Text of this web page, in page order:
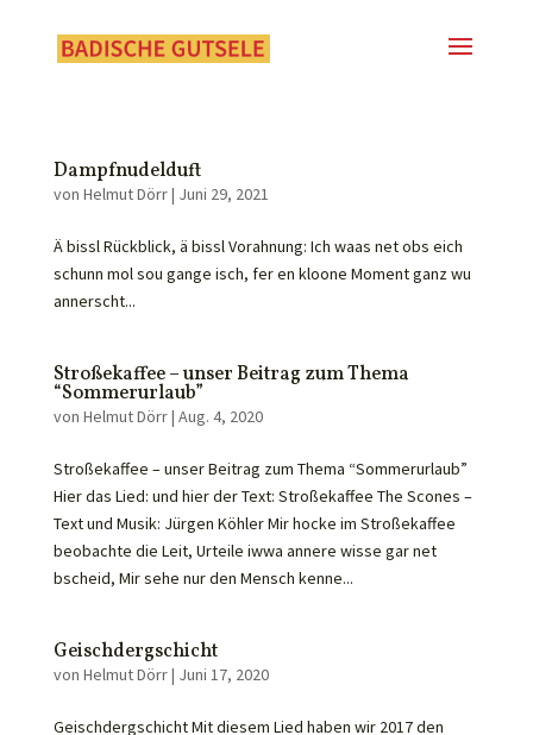
Dampfnudelduft
von Helmut Dörr| Juni 29, 2021
Ä bissl Rückblick, ä bissl Vorahnung: Ich waas net obs eich
schunn mol sou gange isch, fer en kloone Moment ganz wu
annerscht...
Stroßekaffee – unser Beitrag zum Thema
“Sommerurlaub”
von Helmut Dörr| Aug. 4, 2020
Stroßekaffee – unser Beitrag zum Thema “Sommerurlaub”
Hier das Lied: und hier der Text: Stroßekaffee The Scones –
Text und Musik: Jürgen Köhler Mir hocke im Stroßekaffee
beobachte die Leit, Urteile iwwa annere wisse gar net
bscheid, Mir sehe nur den Mensch kenne...
Geischdergschicht
von Helmut Dörr| Juni 17, 2020
Geischdergschicht Mit diesem Lied haben wir 2017 den